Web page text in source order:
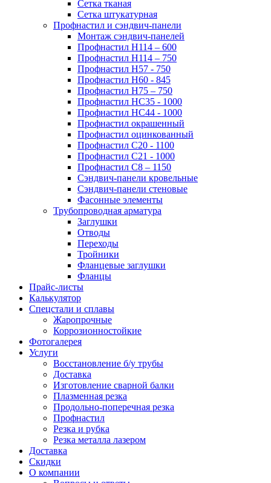
Сетка тканая
Сетка штукатурная
Профнастил и сэндвич-панели
Монтаж сэндвич-панелей
Профнастил Н114 – 600
Профнастил Н114 – 750
Профнастил Н57 - 750
Профнастил Н60 - 845
Профнастил Н75 – 750
Профнастил НС35 - 1000
Профнастил НС44 - 1000
Профнастил окрашенный
Профнастил оцинкованный
Профнастил С20 - 1100
Профнастил С21 - 1000
Профнастил С8 – 1150
Сэндвич-панели кровельные
Сэндвич-панели стеновые
Фасонные элементы
Трубопроводная арматура
Заглушки
Отводы
Переходы
Тройники
Фланцевые заглушки
Фланцы
Прайс-листы
Калькулятор
Спецстали и сплавы
Жаропрочные
Коррозионностойкие
Фотогалерея
Услуги
Восстановление б/у трубы
Доставка
Изготовление сварной балки
Плазменная резка
Продольно-поперечная резка
Профнастил
Резка и рубка
Резка металла лазером
Доставка
Скидки
О компании